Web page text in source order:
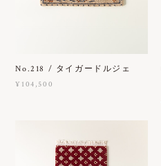
No.218 / タイガードルジェ
¥104,500